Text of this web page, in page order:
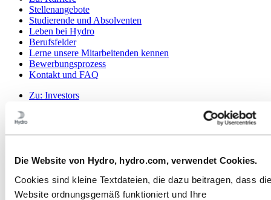
Die Website von Hydro, hydro.com, verwendet Cookies.
Cookies sind kleine Textdateien, die dazu beitragen, dass die
Website ordnungsgemäß funktioniert und Ihre
Stellenangebote
Studierende und Absolventen
Leben bei Hydro
Berufsfelder
Lerne unsere Mitarbeitenden kennen
Bewerbungsprozess
Kontakt und FAQ
Zu: Investors
News
Themen der Agenda
Zu:Über Hydro